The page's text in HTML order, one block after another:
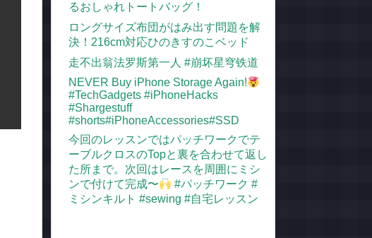
るおしゃれトートバッグ！
ロングサイズ布団がはみ出す問題を解
決！216cm対応ひのきすのこベッド
走不出翁法罗斯第一人 #崩坏星穹铁道
NEVER Buy iPhone Storage Again!
#TechGadgets #iPhoneHacks
#Shargestuff
#shorts#iPhoneAccessories#SSD
今回のレッスンではパッチワークでテ
ーブルクロスのTopと裏を合わせて返し
た所まで。次回はレースを周囲にミシ
ンで付けて完成〜
#パッチワーク #
ミシンキルト #sewing #自宅レッスン